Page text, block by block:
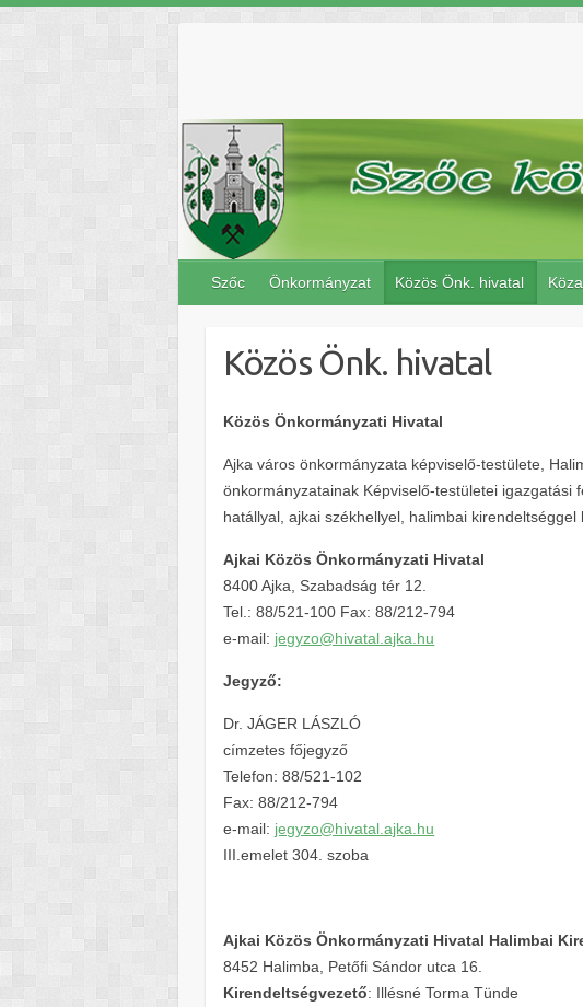
content
Szőc Önkormányzat Közös Önk. hivatal
Közös Önk. hivatal
Közös Önkormányzati Hivatal
Ajka város önkormányzata képviselő-testülete,
önkormányzatainak Képviselő-testületei igazgatási
hatállyal, ajkai székhellyel, halimbai
Ajkai Közös Önkormányzati Hivatal
8400 Ajka, Szabadság tér 12.
Tel.: 88/521-100 Fax: 88/212-794
e-mail: jegyzo@hivatal.ajka.hu
Jegyző:
Dr. JÁGER LÁSZLÓ
címzetes főjegyző
Telefon: 88/521-102
Fax: 88/212-794
e-mail: jegyzo@hivatal.ajka.hu
III.emelet 304. szoba
Ajkai Közös Önkormányzati Hivatal Halimbai
8452 Halimba, Petőfi Sándor utca 16.
Kirendeltségvezető: Illésné Torma Tünde